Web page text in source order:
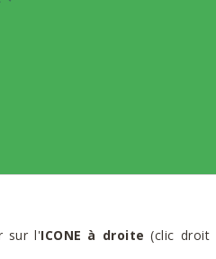
sur l'ICONE à droite (clic droit